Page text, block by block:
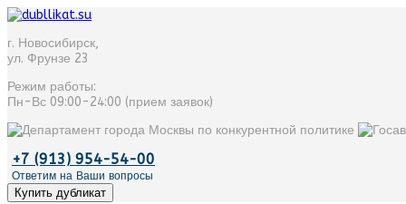
г. Новосибирск,
ул. Фрунзе 23
Режим работы:
Пн-Вс 09:00-24:00 (прием заявок)
+7 (913) 954-54-00
Ответим на Ваши вопросы
Купить дубликат